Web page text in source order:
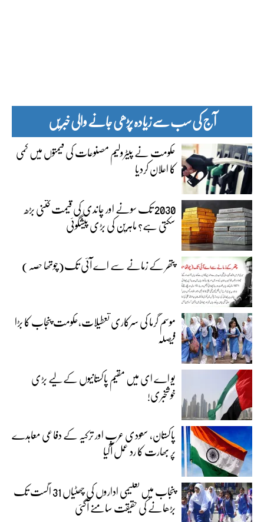
آج کی سب سے زیادہ پڑھی جانے والی خبریں
حکومت نے پیٹرولیم مصنوعات کی قیمتوں میں کمی
کا اعلان کردیا
2030 تک سونے اور چاندی کی قیمت کتنی بڑھ
سکتی ہے؟ ماہرین کی بڑی پیشگوئی
پتھر کے زمانے سے اے آئی تک(چوتھا حصہ)
موسم گرما کی سرکاری تعطیلات،حکومت پنجاب کا بڑا
فیصلہ
یو اے ای میں مقیم پاکستانیوں کے لیے بڑی
خوشخبری!
پاکستان، سعودی عرب اور ترکیہ کے دفاعی معاہدے
پر بھارت کا رد عمل آگیا
پنجاب میں تعلیمی اداروں کی چھٹیاں 31 اگست تک
بڑھانے کی حقیقت سامنے آگئی